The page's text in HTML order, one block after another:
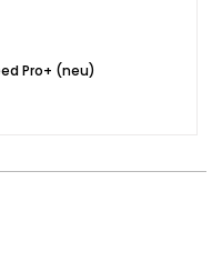
Pro+ (neu)